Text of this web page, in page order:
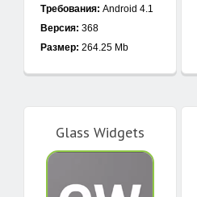
Требования: Android 4.1
Версия: 368
Размер: 264.25 Mb
Glass Widgets